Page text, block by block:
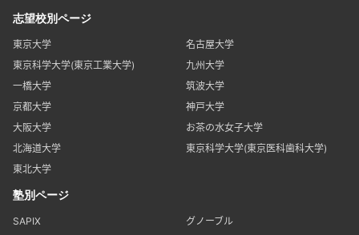
志望校別ページ
東京大学
名古屋大学
東京科学大学(東京工業大学)
九州大学
一橋大学
筑波大学
京都大学
神戸大学
大阪大学
お茶の水女子大学
北海道大学
東京科学大学(東京医科歯科大学)
東北大学
塾別ページ
SAPIX
グノーブル